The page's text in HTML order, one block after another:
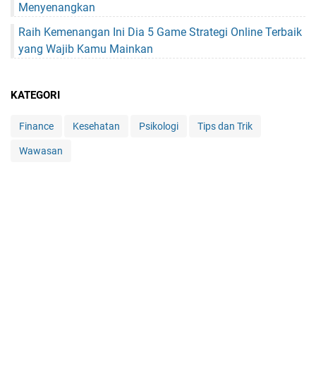
Menyenangkan
Raih Kemenangan Ini Dia 5 Game Strategi Online Terbaik
yang Wajib Kamu Mainkan
KATEGORI
Finance Kesehatan Psikologi Tips dan Trik
Wawasan